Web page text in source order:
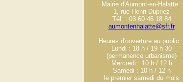
Mairie d'Aumont-en-Halatte :
1, rue Henri Dupriez
Tél. : 03 60 46 18 84
aumontenhalatte@sfr.fr
Heures d'ouverture au public :
Lundi : 18 h / 19 h 30
(permanence urbanisme)
Mercredi : 10 h / 12 h
Samedi : 10 h / 12 h
le premier samedi du mois